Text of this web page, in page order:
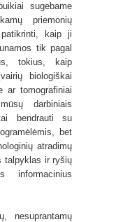
sugebame
priemonių
kaip ji
tik pagal
tokius, kaip
biologiškai
ar tomografiniai
darbiniais
bendrauti su
bet
atradimų
talpyklas ir ryšių
informacinius
nesuprantamų